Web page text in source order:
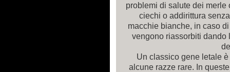
problemi di salute dei
ciechi o addirittura
macchie bianche, in caso
vengono riassorbiti dando
Un classico gene letale
alcune razze rare. In